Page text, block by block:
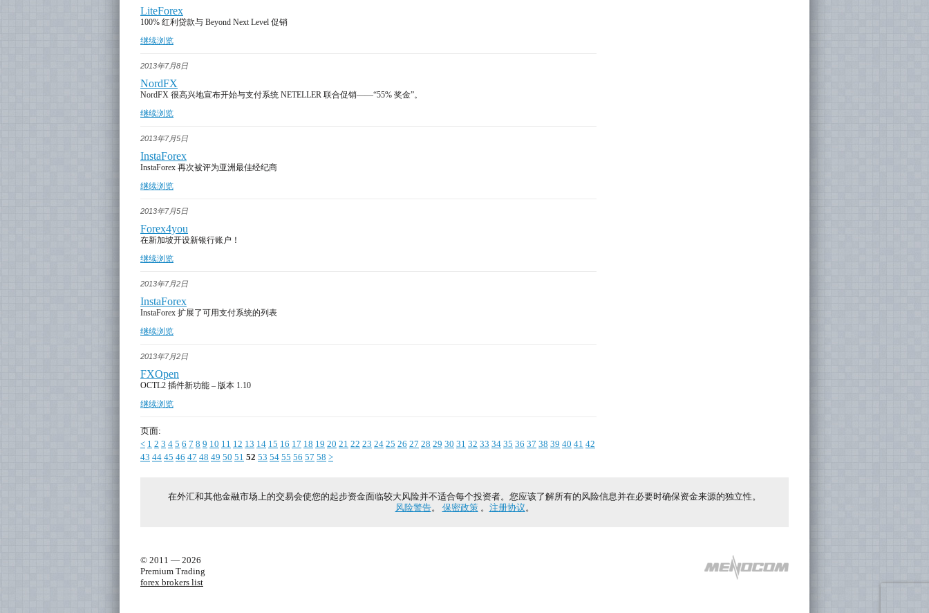
LiteForex
100% 红利贷款与 Beyond Next Level 促销
继续浏览
2013年7月8日
NordFX
NordFX 很高兴地宣布开始与支付系统 NETELLER 联合促销——“55% 奖金”。
继续浏览
2013年7月5日
InstaForex
InstaForex 再次被评为亚洲最佳经纪商
继续浏览
2013年7月5日
Forex4you
在新加坡开设新银行账户！
继续浏览
2013年7月2日
InstaForex
InstaForex 扩展了可用支付系统的列表
继续浏览
2013年7月2日
FXOpen
OCTL2 插件新功能 – 版本 1.10
继续浏览
页面:
< 1 2 3 4 5 6 7 8 9 10 11 12 13 14 15 16 17 18 19 20 21 22 23 24 25 26 27 28 29 30 31 32 33 34 35 36 37 38 39 40 41 42
43 44 45 46 47 48 49 50 51 52 53 54 55 56 57 58 >
在外汇和其他金融市场上的交易会使您的起步资金面临较大风险并不适合每个投资者。您应该了解所有的风险信息并在必要时确保资金来源的独立性。
风险警告。 保密政策。 注册协议。
© 2011 — 2026
Premium Trading
forex brokers list